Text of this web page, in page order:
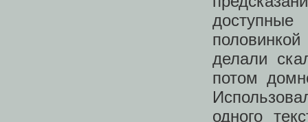
делали
потом
одного